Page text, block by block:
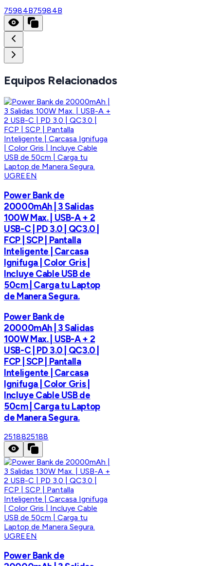
75984B75984B
Equipos Relacionados
UGREEN
Power Bank de
20000mAh | 3 Salidas
100W Max. | USB-A + 2
USB-C | PD 3.0 | QC3.0 |
FCP | SCP | Pantalla
Inteligente | Carcasa
Ignifuga | Color Gris |
Incluye Cable USB de
50cm | Carga tu Laptop
de Manera Segura.
Power Bank de
20000mAh | 3 Salidas
100W Max. | USB-A + 2
USB-C | PD 3.0 | QC3.0 |
FCP | SCP | Pantalla
Inteligente | Carcasa
Ignifuga | Color Gris |
Incluye Cable USB de
50cm | Carga tu Laptop
de Manera Segura.
2518825188
UGREEN
Power Bank de